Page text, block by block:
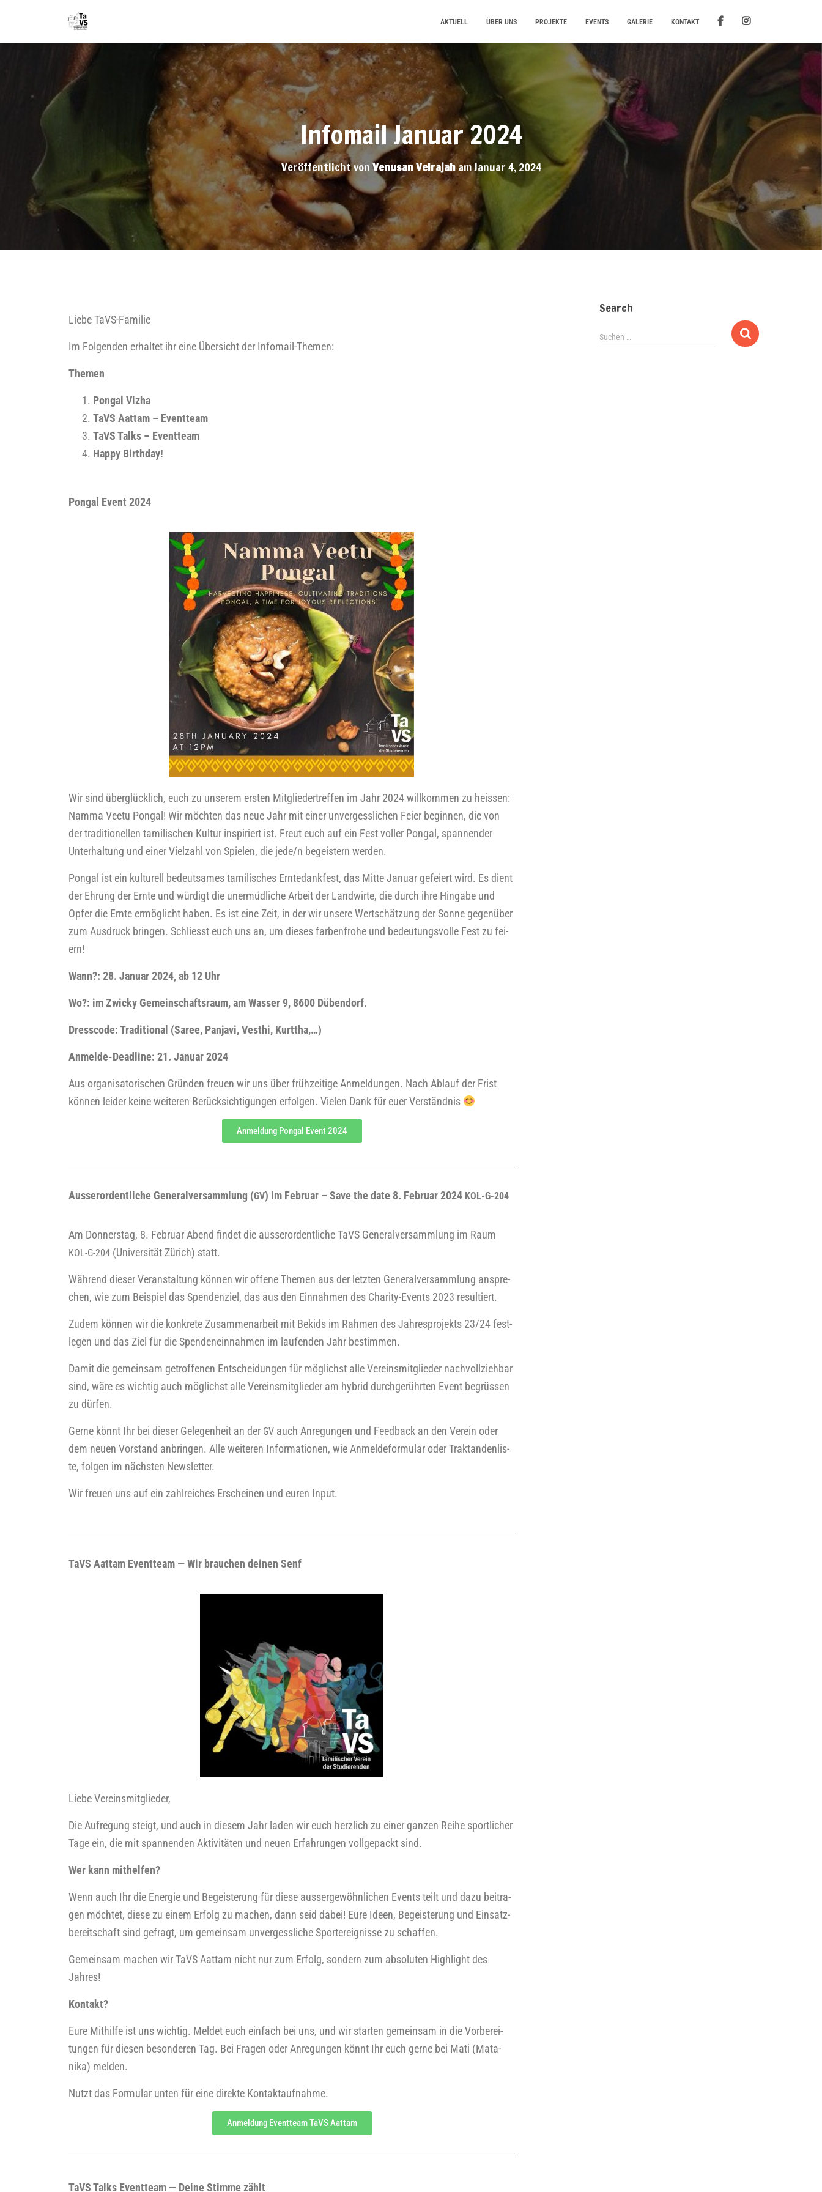
AKTUELL ÜBER UNS PROJEKTE EVENTS GALERIE KONTAKT
Infomail Januar 2024
Veröffentlicht vonVenusan VelrajahamJanuar 4, 2024
Lie­be TaVS-Fami­lie
Im Fol­gen­den erhal­tet ihr eine Über­sicht der Info­mail-The­men:
The­men
Pon­gal Vizha
TaVS Aat­tam – Eventteam
TaVS Talks – Eventteam
Hap­py Bir­th­day!
Pon­gal Event 2024
Wir sind über­glück­lich, euch zu unse­rem ers­ten Mit­glie­der­tref­fen im Jahr 2024 will­kom­men zu heis­sen:
Nam­ma Veetu Pon­gal ! Wir möch­ten das neue Jahr mit einer unver­gess­li­chen Fei­er begin­nen, die von
der tra­di­tio­nel­len tami­li­schen Kul­tur inspi­riert ist. Freut euch auf ein Fest vol­ler Pon­gal , span­nen­der
Unter­hal­tung und einer Viel­zahl von Spie­len, die jede/n begeis­tern wer­den.
Pon­gal ist ein kul­tu­rell bedeut­sa­mes tami­li­sches Ern­te­dank­fest, das Mit­te Janu­ar gefei­ert wird. Es dient
der Ehrung der Ern­te und wür­digt die uner­müd­li­che Arbeit der Land­wir­te, die durch ihre Hin­ga­be und
Opfer die Ern­te ermög­licht haben. Es ist eine Zeit, in der wir unse­re Wert­schät­zung der Son­ne gegen­über
zum Aus­druck brin­gen. Schliesst euch uns an, um die­ses far­ben­fro­he und bedeu­tungs­vol­le Fest zu fei­
ern!
Wann?: 28. Janu­ar 2024, ab 12 Uhr
Wo?: im Zwi­cky Gemein­schafts­raum, am Was­ser 9, 8600 Dübendorf.
Dress­code: Tra­di­tio­nal (Saree, Pan­ja­vi, Ves­t­hi, Kurttha,…)
Anmel­de-Dead­line: 21. Janu­ar 2024
Aus orga­ni­sa­to­ri­schen Grün­den freu­en wir uns über früh­zei­ti­ge Anmel­dun­gen. Nach Ablauf der Frist
kön­nen lei­der kei­ne wei­te­ren Berück­sich­ti­gun­gen erfol­gen. Vie­len Dank für euer Verständnis
Anmel­dung Pon­gal Event 2024
Aus­ser­or­dent­li­che Gene­ral­ver­samm­lung (GV) im Febru­ar – Save the date 8. Febru­ar 2024 KOL-G-204
Am Don­ners­tag, 8. Febru­ar Abend fin­det die aus­ser­or­dent­li­che TaVS Gene­ral­ver­samm­lung im Raum
KOL-G-204 (Uni­ver­si­tät Zürich) statt.
Wäh­rend die­ser Ver­an­stal­tung kön­nen wir offe­ne The­men aus der letz­ten Gene­ral­ver­samm­lung anspre­
chen, wie zum Bei­spiel das Spen­den­ziel, das aus den Ein­nah­men des Cha­ri­ty-Events 2023 resul­tiert.
Zudem kön­nen wir die kon­kre­te Zusam­men­ar­beit mit Bekids im Rah­men des Jah­res­pro­jekts 23/24 fest­
le­gen und das Ziel für die Spen­den­ein­nah­men im lau­fen­den Jahr bestimmen.
Damit die gemein­sam getrof­fe­nen Ent­schei­dun­gen für mög­lichst alle Ver­eins­mit­glie­der nach­voll­zieh­bar
sind, wäre es wich­tig auch mög­lichst alle Ver­eins­mit­glie­der am hybrid durch­ge­rühr­ten Event begrüs­sen
zu dür­fen.
Ger­ne könnt Ihr bei die­ser Gele­gen­heit an der GV auch Anre­gun­gen und Feed­back an den Ver­ein oder
dem neu­en Vor­stand anbrin­gen. Alle wei­te­ren Infor­ma­tio­nen, wie Anmel­de­for­mu­lar oder Trak­tan­den­lis­
te, fol­gen im nächs­ten News­let­ter.
Wir freu­en uns auf ein zahl­rei­ches Erschei­nen und euren Input.
TaVS Aat­tam Event­team — Wir brau­chen dei­nen Senf
Lie­be Ver­eins­mit­glie­der,
Die Auf­re­gung steigt, und auch in die­sem Jahr laden wir euch herz­lich zu einer gan­zen Rei­he sport­li­cher
Tage ein, die mit span­nen­den Akti­vi­tä­ten und neu­en Erfah­run­gen voll­ge­packt sind.
Wer kann mit­hel­fen?
Wenn auch Ihr die Ener­gie und Begeis­te­rung für die­se aus­ser­ge­wöhn­li­chen Events teilt und dazu bei­tra­
gen möch­tet, die­se zu einem Erfolg zu machen, dann seid dabei! Eure Ideen, Begeis­te­rung und Ein­satz­
be­reit­schaft sind gefragt, um gemein­sam unver­gess­li­che Sport­er­eig­nis­se zu schaf­fen.
Gemein­sam machen wir TaVS Aat­tam nicht nur zum Erfolg, son­dern zum abso­lu­ten High­light des
Jahres!
Kon­takt?
Eure Mit­hil­fe ist uns wich­tig. Mel­det euch ein­fach bei uns, und wir star­ten gemein­sam in die Vor­be­rei­
tun­gen für die­sen beson­de­ren Tag. Bei Fra­gen oder Anre­gun­gen könnt Ihr euch ger­ne bei Mati (Mata­
nika) mel­den.
Nutzt das For­mu­lar unten für eine direk­te Kontaktaufnahme.
Anmel­dung Event­team TaVS Aattam
TaVS Talks Event­team — Dei­ne Stim­me zählt
Search
Suchen …